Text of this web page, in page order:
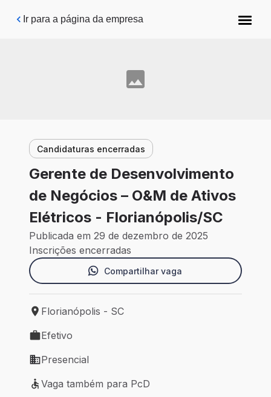
Pular para o conteúdo principal
Ir para a página da empresa
Candidaturas encerradas
Gerente de Desenvolvimento
de Negócios – O&M de Ativos
Elétricos - Florianópolis/SC
Publicada em 29 de dezembro de 2025
Inscrições encerradas
Compartilhar vaga
Local de trabalho: Florianópolis - SC
Florianópolis - SC
Tipo de vaga: Efetivo
Efetivo
Modelo de trabalho: Presencial
Presencial
Vaga também para PcD
Vaga também para PcD